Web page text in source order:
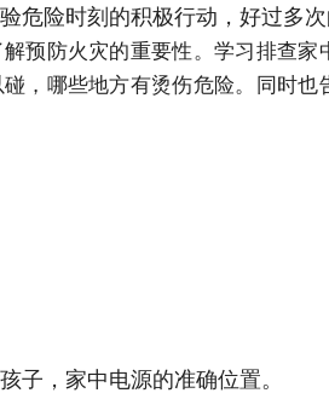
危险时刻的积极行动，好过多次
预防火灾的重要性。学习排查家
，哪些地方有烫伤危险。同时也
子，家中电源的准确位置。